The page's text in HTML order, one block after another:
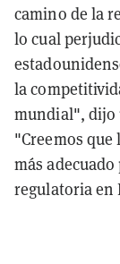
camino de la
lo cual
la
mundial", dijo
"Creemos que
más
regulatoria en